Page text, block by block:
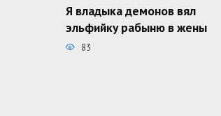
Я владыка демонов вял
эльфийку рабыню в жены
83